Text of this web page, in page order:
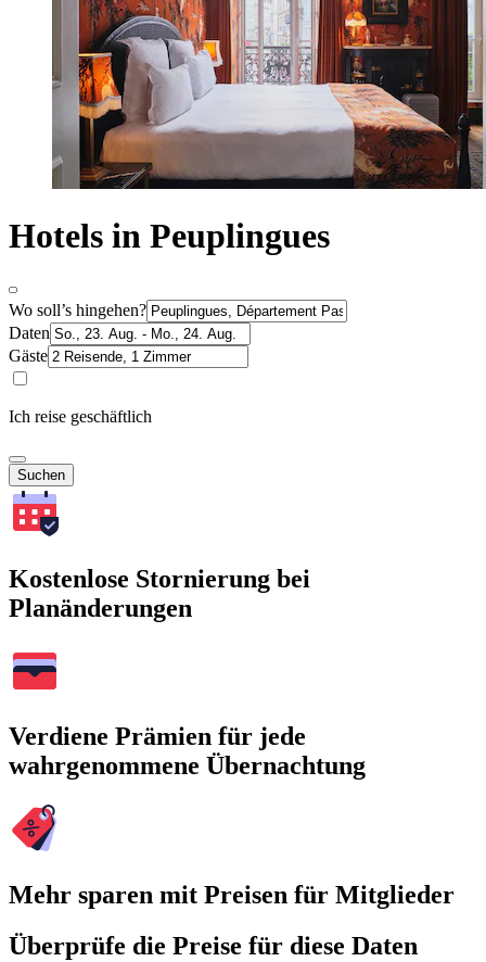
Hotels in Peuplingues
Wo soll’s hingehen?
Daten
Gäste
Ich reise geschäftlich
Suchen
Kostenlose Stornierung bei
Planänderungen
Verdiene Prämien für jede
wahrgenommene Übernachtung
Mehr sparen mit Preisen für Mitglieder
Überprüfe die Preise für diese Daten